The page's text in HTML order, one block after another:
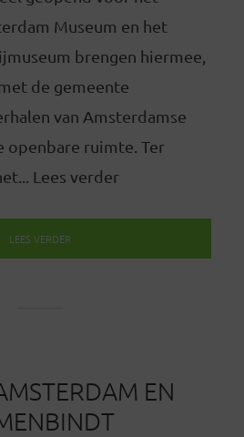
Museum en het
brengen hiermee,
de gemeente
van Amsterdamse
openbare ruimte. Ter
Lees verder
LEES VERDER
EN